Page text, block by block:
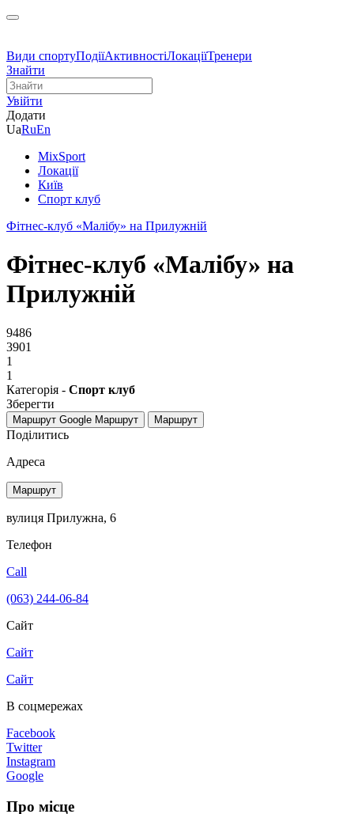
Види спортуПодіїАктивностіЛокаціїТренери
Знайти
Увійти
Додати
UaRuEn
MixSport
Локації
Київ
Спорт клуб
Фітнес-клуб «Малібу» на Прилужній
Фітнес-клуб «Малібу» на
Прилужній
9486
3901
1
1
Категорія - Спорт клуб
Зберегти
Маршрут Google Маршрут Маршрут
Поділитись
Адреса
Маршрут
вулиця Прилужна, 6
Телефон
Call
(063) 244-06-84
Сайт
Сайт
Сайт
В соцмережах
Facebook
Twitter
Instagram
Google
Про місце